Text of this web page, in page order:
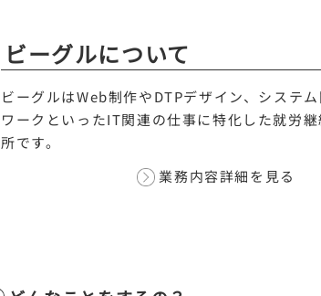
ビーグルについて
ビーグルはWeb制作やDTPデザイン、システ
ワークといったIT関連の仕事に特化した就労
所です。
業務内容詳細を見る